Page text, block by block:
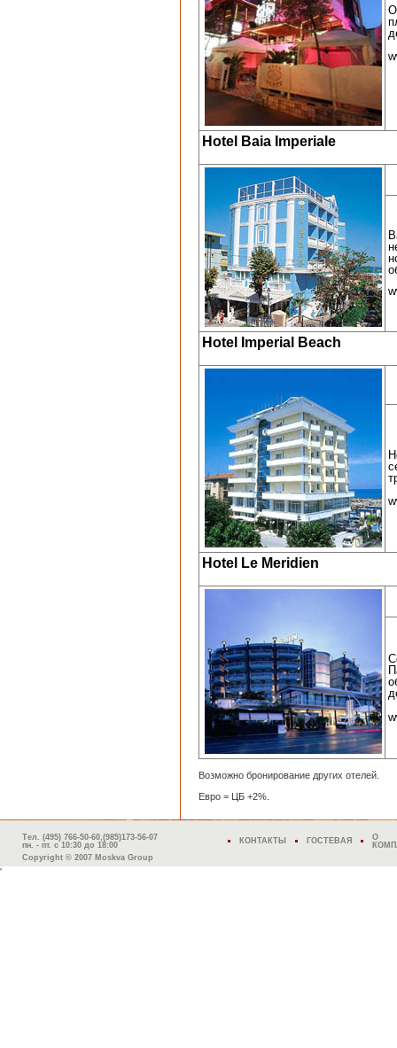
Hotel Baia Imperiale
Hotel Imperial Beach
Hotel Le Meridien
Возможно бронирование других отелей.
Евро = ЦБ +2%.
Тел. (495) 766-50-60,(985)173-56-07
пн. - пт. с 10:30 до 18:00
Copyright © 2007 Moskva Group
КОНТАКТЫ ГОСТЕВАЯ
О
'